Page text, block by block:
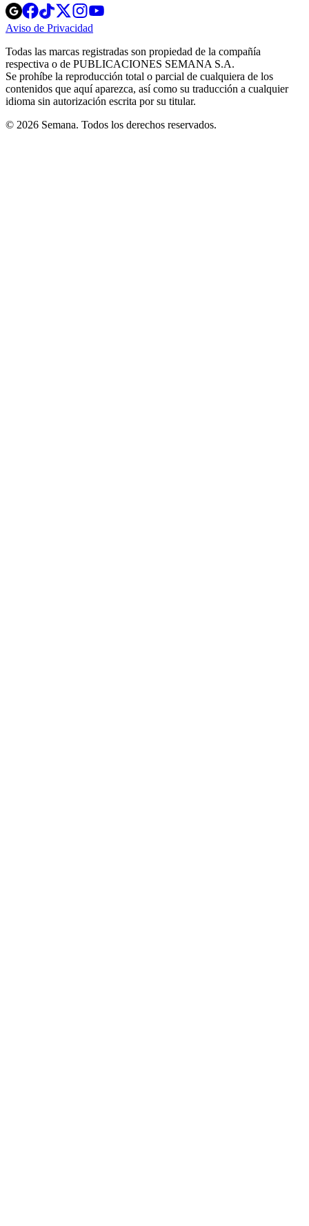
Opens
in
new
Opens
in
new
Opens
in
new
window
Opens
new
windowwindow
Aviso de Privacidad
new
window
Todas las marcas registradas son propiedad de la compañía
respectiva o de PUBLICACIONES SEMANA S.A.
Se prohíbe la reproducción total o parcial de cualquiera de los
contenidos que aquí aparezca, así como su traducción a cualquier
idioma sin autorización escrita por su titular.
© 2026 Semana. Todos los derechos reservados.